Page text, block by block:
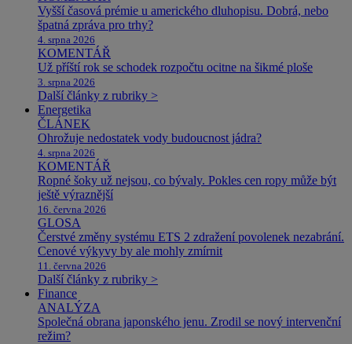
Vyšší časová prémie u amerického dluhopisu. Dobrá, nebo
špatná zpráva pro trhy?
4. srpna 2026
KOMENTÁŘ
Už příští rok se schodek rozpočtu ocitne na šikmé ploše
3. srpna 2026
Další články z rubriky >
Energetika
ČLÁNEK
Ohrožuje nedostatek vody budoucnost jádra?
4. srpna 2026
KOMENTÁŘ
Ropné šoky už nejsou, co bývaly. Pokles cen ropy může být
ještě výraznější
16. června 2026
GLOSA
Čerstvé změny systému ETS 2 zdražení povolenek nezabrání.
Cenové výkyvy by ale mohly zmírnit
11. června 2026
Další články z rubriky >
Finance
ANALÝZA
Společná obrana japonského jenu. Zrodil se nový intervenční
režim?